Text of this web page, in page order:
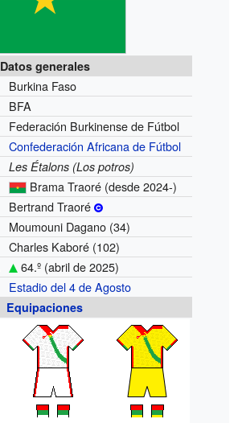
Datos generales
Burkina Faso
BFA
Federación Burkinense de Fútbol
Confederación Africana de Fútbol
Les Étalons (Los potros)
Brama Traoré (desde 2024-)
Bertrand Traoré
Moumouni Dagano (34)
Charles Kaboré (102)
64.º (abril de 2025)
Estadio del 4 de Agosto
Equipaciones